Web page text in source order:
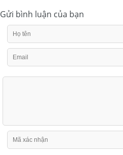
Gửi bình luận của bạn